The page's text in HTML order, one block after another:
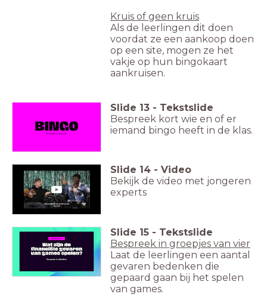
Kruis of geen kruis
Als de leerlingen dit doen
voordat ze een aankoop doen
op een site, mogen ze het
vakje op hun bingokaart
aankruisen.
Slide 13 - Tekstslide
Bespreek kort wie en of er
iemand bingo heeft in de klas.
Slide 14 - Video
Bekijk de video met jongeren
experts
Slide 15 - Tekstslide
Bespreek in groepjes van vier
Laat de leerlingen een aantal
gevaren bedenken die
gepaard gaan bij het spelen
van games.